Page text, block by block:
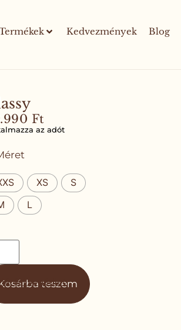
Kedvezmények Blog
Ft
az adót
XS
S
L
teszem
segédlet